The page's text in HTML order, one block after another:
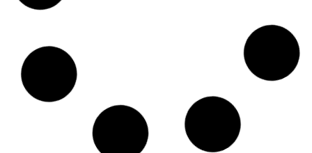
29,00
STYLO + Clef USB -> Marqué de l’équerre et du compas